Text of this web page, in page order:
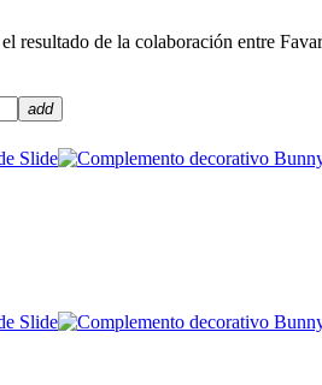
resultado de la colaboración entre
add